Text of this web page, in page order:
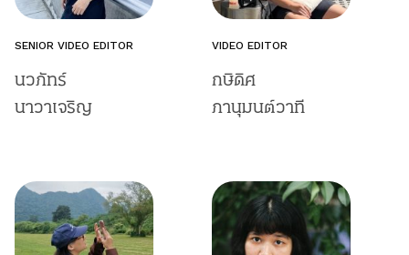
SENIOR VIDEO EDITOR
นวภัทร์
นาวาเจริญ
VIDEO EDITOR
กษิดิศ
ภานุมนต์วาที